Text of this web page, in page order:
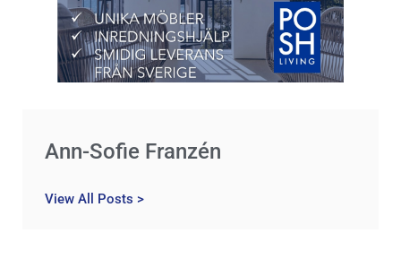
Ann-Sofie Franzén
View All Posts >